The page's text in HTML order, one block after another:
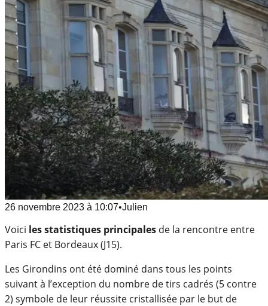
26 novembre 2023 à 10:07•Julien
Voici les statistiques principales de la rencontre entre
Paris FC et Bordeaux (J15).
Les Girondins ont été dominé dans tous les points
suivant à l’exception du nombre de tirs cadrés (5 contre
2) symbole de leur réussite cristallisée par le but de